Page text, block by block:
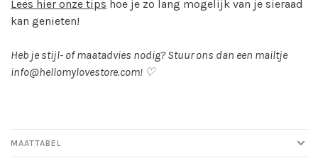
Lees hier onze tips hoe je zo lang mogelijk van je sieraad
kan genieten!
Heb je stijl- of maatadvies nodig? Stuur ons dan een mailtje
info@hellomylovestore.com! ♡
MAATTABEL